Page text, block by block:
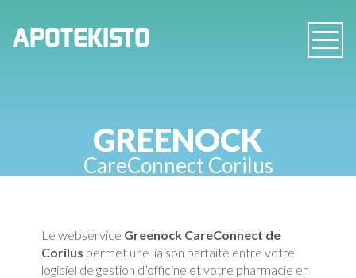
APOTEKISTO
GREENOCK
CareConnect Corilus
Le webservice Greenock CareConnect de
Corilus permet une liaison parfaite entre votre
logiciel de gestion d’officine et votre pharmacie en